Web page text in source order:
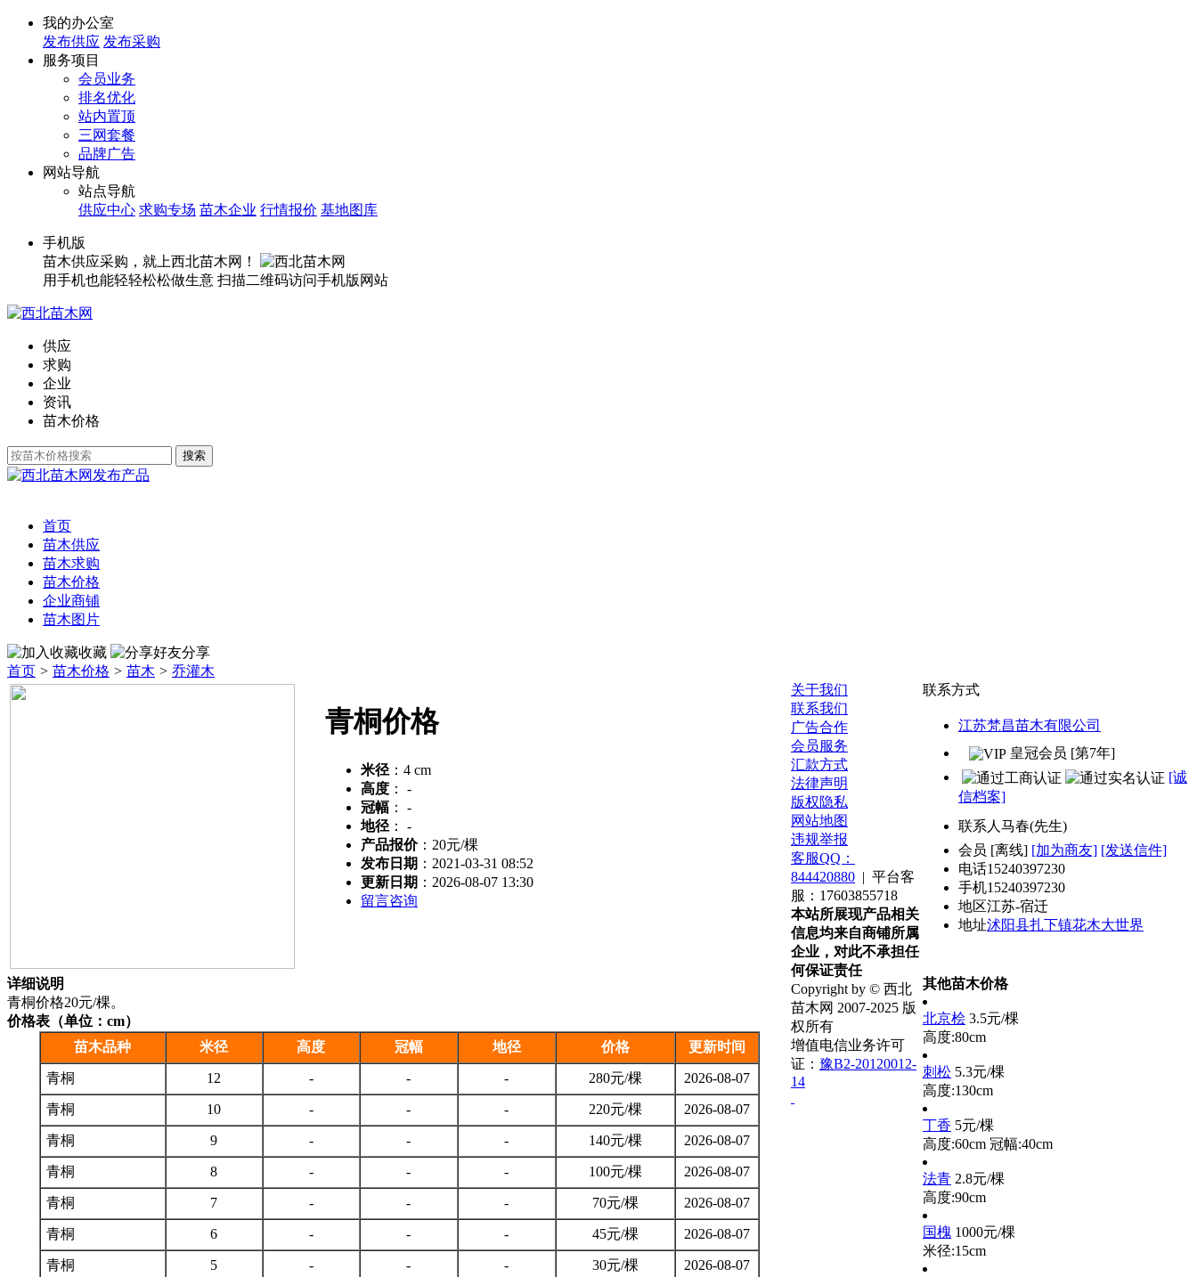
我的办公室
发布供应 发布采购
服务项目
会员业务
排名优化
站内置顶
三网套餐
品牌广告
网站导航
站点导航
供应中心 求购专场 苗木企业 行情报价 基地图库
手机版
苗木供应采购，就上西北苗木网！
用手机也能轻轻松松做生意 扫描二维码访问手机版网站
供应
求购
企业
资讯
苗木价格
发布产品
首页
苗木供应
苗木求购
苗木价格
企业商铺
苗木图片
收藏
分享
首页 > 苗木价格 > 苗木 > 乔灌木
青桐价格
米径 ： 4 cm
高度 ：
-
冠幅 ：
-
地径 ：
-
产品报价： 20元/棵
发布日期 ：2021-03-31 08:52
更新日期 ：2026-08-07 13:30
留言咨询
联系方式
江苏梵昌苗木有限公司
皇冠会员 [第7年]
[诚
信档案]
联系人 马春(先生)
会员 [离线] [加为商友] [发送信件]
电话15240397230
手机15240397230
地区江苏-宿迁
地址沭阳县扎下镇花木大世界
详细说明
青桐价格20元/棵。
价格表（单位：cm）
苗木品种
米径 高度 冠幅 地径 价格 更新时间
青桐 12 - - - 280元/棵 2026-08-07
青桐 10 - - - 220元/棵 2026-08-07
青桐 9 - - - 140元/棵 2026-08-07
青桐 8 - - - 100元/棵 2026-08-07
青桐 7 - - - 70元/棵 2026-08-07
青桐 6 - - - 45元/棵 2026-08-07
青桐 5 - - - 30元/棵 2026-08-07
其他苗木价格
北京桧 3.5元/棵
高度:80cm
刺松 5.3元/棵
高度:130cm
丁香 5元/棵
高度:60cm 冠幅:40cm
法青 2.8元/棵
高度:90cm
国槐 1000元/棵
米径:15cm
关于我们
联系我们
广告合作
会员服务
汇款方式
法律声明
版权隐私
网站地图
违规举报
客服QQ：
844420880 | 平台客
服：17603855718
本站所展现产品相关
信息均来自商铺所属
企业，对此不承担任
何保证责任
Copyright by © 西北
苗木网 2007-2025 版
权所有
增值电信业务许可
证： 豫B2-20120012-
14